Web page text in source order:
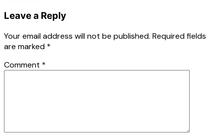
Leave a Reply
Your email address will not be published. Required fields
are marked *
Comment *